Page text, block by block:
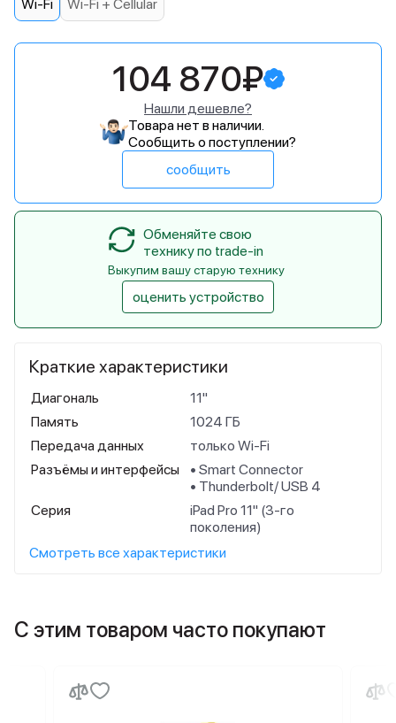
Краткие характеристики
Диагональ
11"
Память
1024 ГБ
Передача данных
только Wi-Fi
Разъёмы и интерфейсы
• Smart Connector
• Thunderbolt/ USB 4
Серия
iPad Pro 11" (3-го
поколения)
Смотреть все характеристики
Wi-Fi Wi-Fi + Cellular
104 870₽
Нашли дешевле?
Товара нет в наличии.
Сообщить о поступлении?
сообщить
Обменяйте свою
технику по trade-in
Выкупим вашу старую технику
оценить устройство
С этим товаром часто покупают